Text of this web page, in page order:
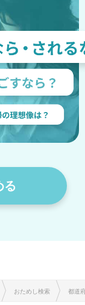
る
おためし検索 都道